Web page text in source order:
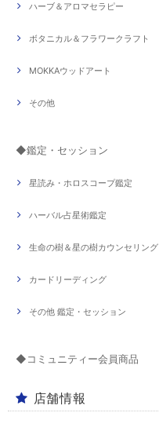
ハーブ＆アロマセラピー
ボタニカル＆フラワークラフト
MOKKAウッドアート
その他
◆鑑定・セッション
星読み・ホロスコープ鑑定
ハーバル占星術鑑定
生命の樹＆星の樹カウンセリング
カードリーディング
その他 鑑定・セッション
◆コミュニティー会員商品
店舗情報